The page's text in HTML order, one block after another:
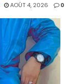
AOÛT 4, 2026 0